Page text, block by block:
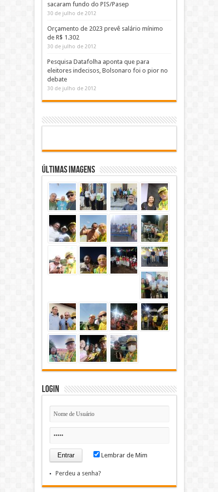
sacaram fundo do PIS/Pasep
30 de julho de 2012
Orçamento de 2023 prevê salário mínimo
de R$ 1.302
30 de julho de 2012
Pesquisa Datafolha aponta que para
eleitores indecisos, Bolsonaro foi o pior no
debate
30 de julho de 2012
Últimas Imagens
Login
Lembrar de Mim
Perdeu a senha?